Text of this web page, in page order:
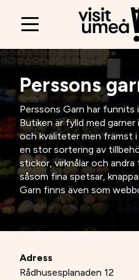
Main
Perssons
Perssons Garn har funnits
Butiken är fylld med
och kvaliteter men främst i
en stor sortering av
stickor, virknålar och
såsom fina spetsar,
Garn finns även som
Adress
Rådhusesplanaden 12